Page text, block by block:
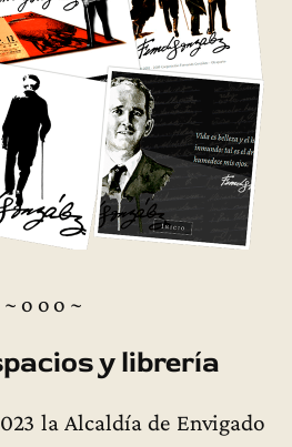
~ o o o ~
y librería
la Alcaldía de Envigado